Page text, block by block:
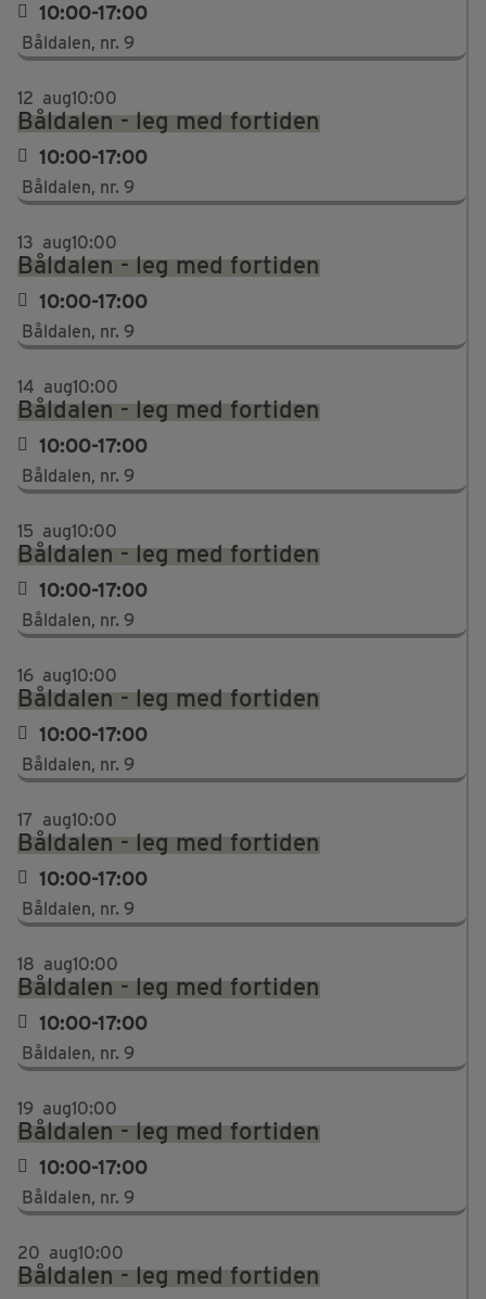
10:00-17:00
Båldalen, nr. 9
12 aug10:00
Båldalen - leg med fortiden
10:00-17:00
Båldalen, nr. 9
13 aug10:00
Båldalen - leg med fortiden
10:00-17:00
Båldalen, nr. 9
14 aug10:00
Båldalen - leg med fortiden
10:00-17:00
Båldalen, nr. 9
15 aug10:00
Båldalen - leg med fortiden
10:00-17:00
Båldalen, nr. 9
16 aug10:00
Båldalen - leg med fortiden
10:00-17:00
Båldalen, nr. 9
17 aug10:00
Båldalen - leg med fortiden
10:00-17:00
Båldalen, nr. 9
18 aug10:00
Båldalen - leg med fortiden
10:00-17:00
Båldalen, nr. 9
19 aug10:00
Båldalen - leg med fortiden
10:00-17:00
Båldalen, nr. 9
20 aug10:00
Båldalen - leg med fortiden